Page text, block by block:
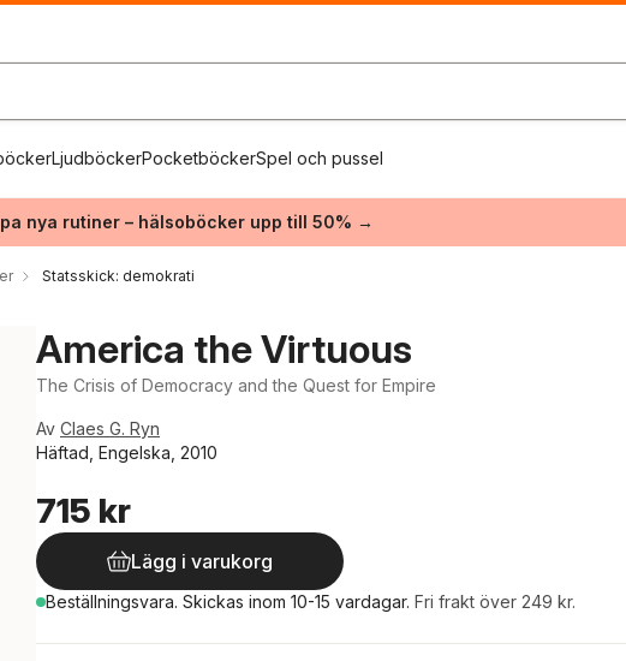
LjudböckerPocketböckerSpel och pussel
nya rutiner – hälsoböcker upp till 50% →
Statsskick: demokrati
America the Virtuous
The Crisis of Democracy and the Quest for Empire
Av Claes G. Ryn
Häftad, Engelska, 2010
715 kr
Lägg i varukorg
Beställningsvara. Skickas inom 10-15 vardagar. Fri frakt över 249 kr.